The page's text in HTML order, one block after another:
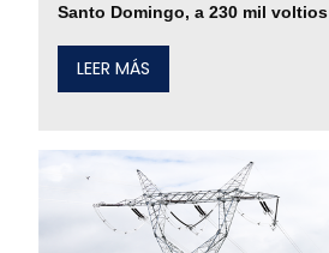
Santo Domingo, a 230 mil voltios
LEER MÁS